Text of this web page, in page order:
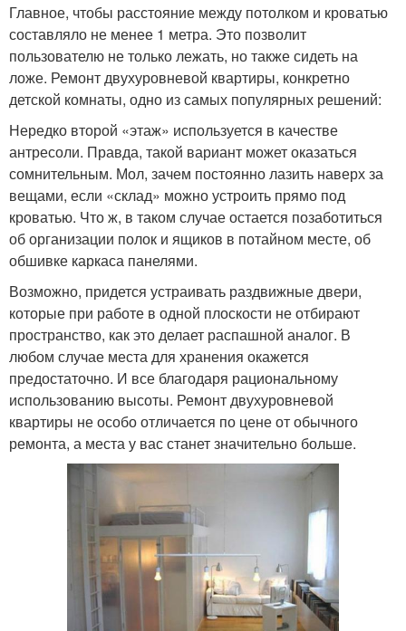
Главное, чтобы расстояние между потолком и кроватью
составляло не менее 1 метра. Это позволит
пользователю не только лежать, но также сидеть на
ложе. Ремонт двухуровневой квартиры, конкретно
детской комнаты, одно из самых популярных решений:
Нередко второй «этаж» используется в качестве
антресоли. Правда, такой вариант может оказаться
сомнительным. Мол, зачем постоянно лазить наверх за
вещами, если «склад» можно устроить прямо под
кроватью. Что ж, в таком случае остается позаботиться
об организации полок и ящиков в потайном месте, об
обшивке каркаса панелями.
Возможно, придется устраивать раздвижные двери,
которые при работе в одной плоскости не отбирают
пространство, как это делает распашной аналог. В
любом случае места для хранения окажется
предостаточно. И все благодаря рациональному
использованию высоты. Ремонт двухуровневой
квартиры не особо отличается по цене от обычного
ремонта, а места у вас станет значительно больше.